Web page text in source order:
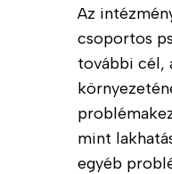
Az
csoportos
további cél,
mint
egyéb